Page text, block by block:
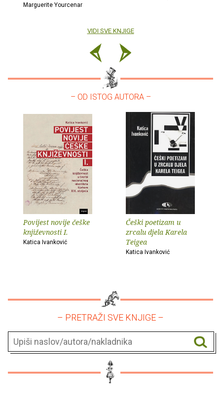
Marguerite Yourcenar
VIDI SVE KNJIGE
– OD ISTOG AUTORA –
Povijest novije češke
književnosti I.
Katica Ivanković
Češki poetizam u
zrcalu djela Karela
Teigea
Katica Ivanković
– PRETRAŽI SVE KNJIGE –